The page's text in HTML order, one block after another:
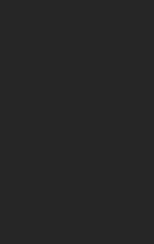
ШТЕТА